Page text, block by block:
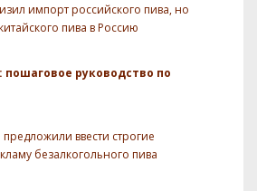
импорт российского пива, но
пива в Россию
руководство по
ввести строгие
безалкогольного пива